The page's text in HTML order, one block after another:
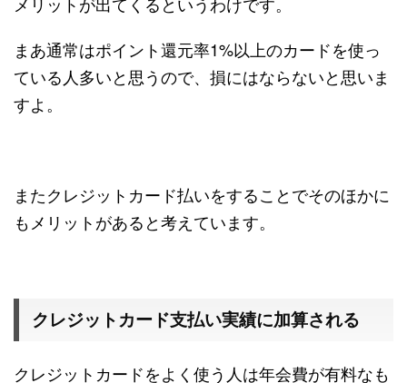
まあ通常はポイント還元率1%以上のカードを使っ
ている人多いと思うので、損にはならないと思いま
すよ。
またクレジットカード払いをすることでそのほかに
もメリットがあると考えています。
クレジットカード支払い実績に加算される
クレジットカードをよく使う人は年会費が有料なも